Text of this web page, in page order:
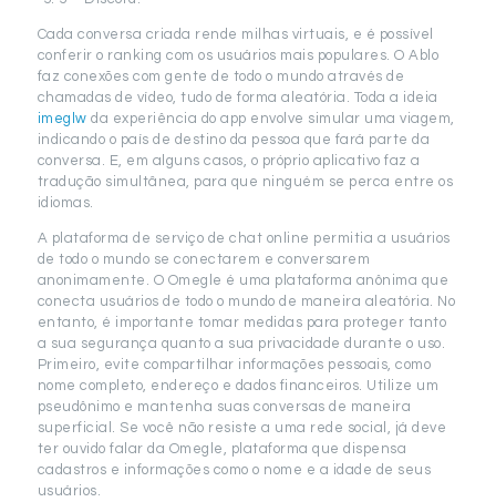
Cada conversa criada rende milhas virtuais, e é possível
conferir o ranking com os usuários mais populares. O Ablo
faz conexões com gente de todo o mundo através de
chamadas de vídeo, tudo de forma aleatória. Toda a ideia
imeglw da experiência do app envolve simular uma viagem,
indicando o país de destino da pessoa que fará parte da
conversa. E, em alguns casos, o próprio aplicativo faz a
tradução simultânea, para que ninguém se perca entre os
idiomas.
A plataforma de serviço de chat online permitia a usuários
de todo o mundo se conectarem e conversarem
anonimamente. O Omegle é uma plataforma anônima que
conecta usuários de todo o mundo de maneira aleatória. No
entanto, é importante tomar medidas para proteger tanto
a sua segurança quanto a sua privacidade durante o uso.
Primeiro, evite compartilhar informações pessoais, como
nome completo, endereço e dados financeiros. Utilize um
pseudônimo e mantenha suas conversas de maneira
superficial. Se você não resiste a uma rede social, já deve
ter ouvido falar da Omegle, plataforma que dispensa
cadastros e informações como o nome e a idade de seus
usuários.